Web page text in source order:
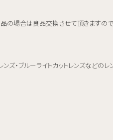
の場合は良品交換させて頂きますの
ズ・ブルーライトカットレンズなどの